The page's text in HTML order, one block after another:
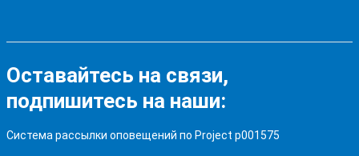
Оставайтесь на связи,
подпишитесь на наши:
Система рассылки оповещений по Project p001575